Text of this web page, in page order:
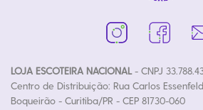
LOJA ESCOTEIRA NACIONAL- CNPJ
Centro de Distribuição: Rua Carlos
Boqueirão - Curitiba/PR - CEP 81730-060